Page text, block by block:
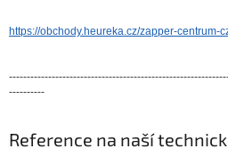
https://obchody.heureka.cz/zapper-centrum-
----------
Reference na naší